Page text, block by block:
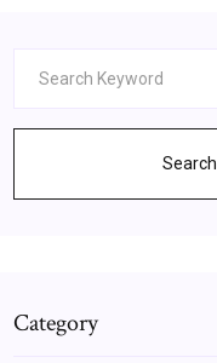
Search
Category